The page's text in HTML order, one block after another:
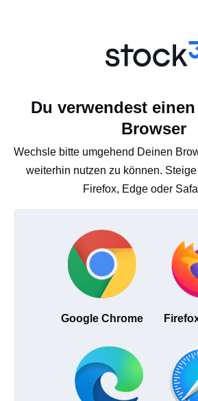
Du verwendest
Browser
Wechsle bitte umgehend Deinen
weiterhin nutzen zu können.
Firefox, Edge oder
Google Chrome